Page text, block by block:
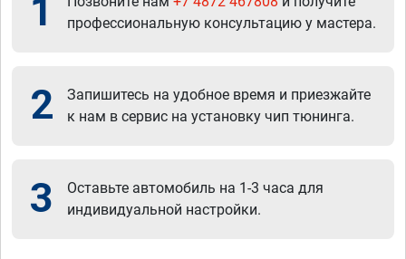
1
профессиональную консультацию у мастера.
2
Запишитесь на удобное время и приезжайте
к нам в сервис на установку чип тюнинга.
3
Оставьте автомобиль на 1-3 часа для
индивидуальной настройки.